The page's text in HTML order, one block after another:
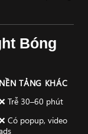
Bóng
NỀN TẢNG KHÁC
Trễ 30–60 phút
Có popup, video